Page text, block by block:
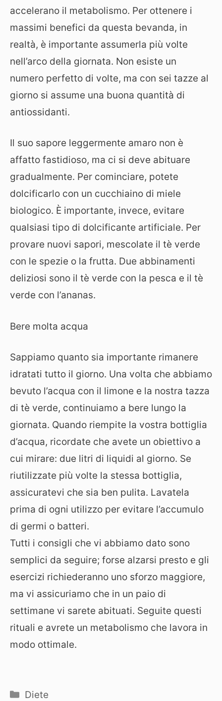
accelerano il metabolismo. Per ottenere i
massimi benefici da questa bevanda, in
realtà, è importante assumerla più volte
nell’arco della giornata. Non esiste un
numero perfetto di volte, ma con sei tazze al
giorno si assume una buona quantità di
antiossidanti.
Il suo sapore leggermente amaro non è
affatto fastidioso, ma ci si deve abituare
gradualmente. Per cominciare, potete
dolcificarlo con un cucchiaino di miele
biologico. È importante, invece, evitare
qualsiasi tipo di dolcificante artificiale. Per
provare nuovi sapori, mescolate il tè verde
con le spezie o la frutta. Due abbinamenti
deliziosi sono il tè verde con la pesca e il tè
verde con l’ananas.
Bere molta acqua
Sappiamo quanto sia importante rimanere
idratati tutto il giorno. Una volta che abbiamo
bevuto l’acqua con il limone e la nostra tazza
di tè verde, continuiamo a bere lungo la
giornata. Quando riempite la vostra bottiglia
d’acqua, ricordate che avete un obiettivo a
cui mirare: due litri di liquidi al giorno. Se
riutilizzate più volte la stessa bottiglia,
assicuratevi che sia ben pulita. Lavatela
prima di ogni utilizzo per evitare l’accumulo
di germi o batteri.
Tutti i consigli che vi abbiamo dato sono
semplici da seguire; forse alzarsi presto e gli
esercizi richiederanno uno sforzo maggiore,
ma vi assicuriamo che in un paio di
settimane vi sarete abituati. Seguite questi
rituali e avrete un metabolismo che lavora in
modo ottimale.
Categorie
Diete